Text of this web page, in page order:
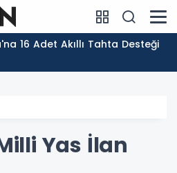
16 Adet Akıllı Tahta Desteği
Yas İlan